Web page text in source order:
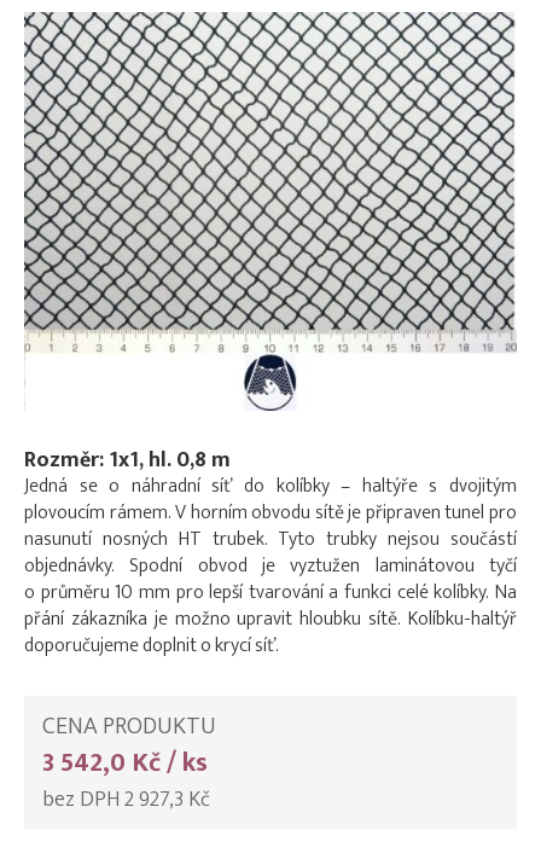
Rozměr: 1x1, hl. 0,8 m
Jedná se o náhradní síť do kolíbky – haltýře s dvojitým
plovoucím rámem. V horním obvodu sítě je připraven tunel pro
nasunutí nosných HT trubek. Tyto trubky nejsou součástí
objednávky. Spodní obvod je vyztužen laminátovou tyčí
o průměru 10 mm pro lepší tvarování a funkci celé kolíbky. Na
přání zákazníka je možno upravit hloubku sítě. Kolíbku-haltýř
doporučujeme doplnit o krycí síť.
CENA PRODUKTU
3 542,0 Kč / ks
bez DPH 2 927,3 Kč